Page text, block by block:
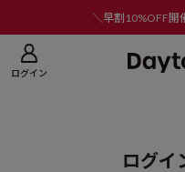
＼早割10%OFF開
ログイン
ログイ